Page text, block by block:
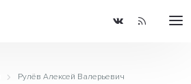
Рулёв Алексей Валерьевич